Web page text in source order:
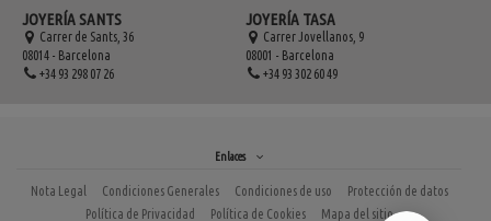
JOYERÍA SANTS
Carrer de Sants, 36
08014 - Barcelona
+34 93 298 07 26
JOYERÍA TASA
Carrer Jovellanos, 9
08001 - Barcelona
+34 93 302 60 49
Enlaces
Nota Legal Condiciones Generales Condiciones de uso
Protección de datos
Política de Privacidad
Política de Cookies Mapa del sitio